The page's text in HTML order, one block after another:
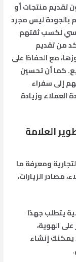
تقديم منتجات أو
بالجودة ليس مجرد
لكسب ثقتهم
من تقديم
مع الحفاظ على
كما أن تحسين
إلى سفراء
العملاء وزيادة
العلامة
ومعرفة ما
مصادر الزيارات،
يتطلب جهدًا
الهوية،
يمكنك إنشاء